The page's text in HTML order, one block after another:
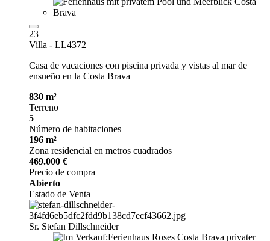
23
Villa - LL4372
Casa de vacaciones con piscina privada y vistas al mar de
ensueño en la Costa Brava
830 m²
Terreno
5
Número de habitaciones
196 m²
Zona residencial en metros cuadrados
469.000 €
Precio de compra
Abierto
Estado de Venta
Sr. Stefan Dillschneider